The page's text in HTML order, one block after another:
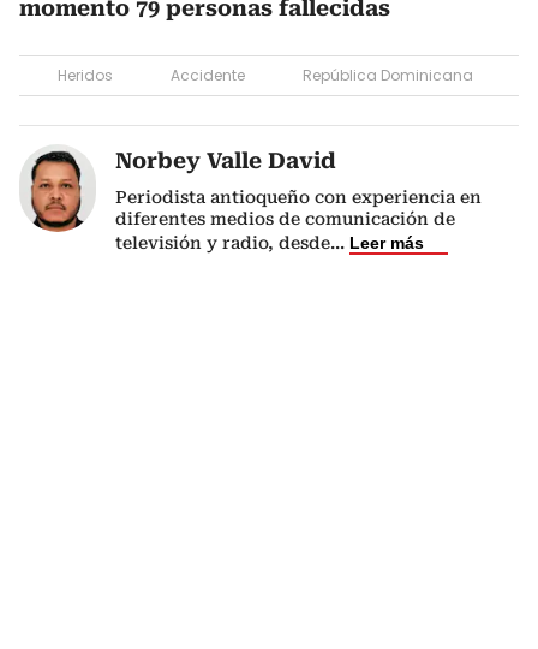
momento 79 personas fallecidas
Heridos Accidente República Dominicana
Norbey Valle David
Periodista antioqueño con experiencia en
diferentes medios de comunicación de
televisión y radio, desde... Leer más